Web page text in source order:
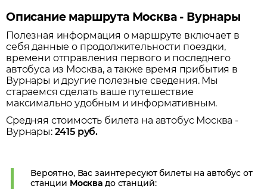
Описание маршрута Москва - Вурнары
Полезная информация о маршруте включает в
себя данные о продолжительности поездки,
времени отправления первого и последнего
автобуса из Москва, а также время прибытия в
Вурнары и другие полезные сведения. Мы
стараемся сделать ваше путешествие
максимально удобным и информативным.
Средняя стоимость билета на автобус Москва -
Вурнары: 2415руб.
Вероятно, Вас заинтересуют билеты на автобус от
станции Москва до станций: